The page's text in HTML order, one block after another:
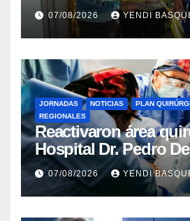
del Aeropuerto
Rincón
07/08/2026 YENDI
JORNADAS NOTICIAS
PLAN
REGIONALES
Reactivaron área
Hospital Dr. Pedro
Guárico
07/08/2026 YENDI